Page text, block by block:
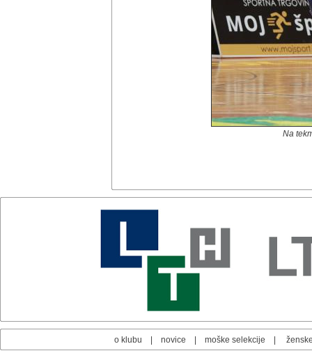
Na
o klubu novice moške selekcije